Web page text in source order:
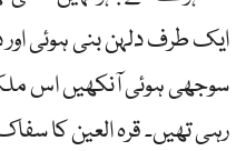
ایک طرف دلہن بنی ہوئی
سوجھی ہوئی آنکھیں اس
رہی تھیں۔ قرہ العین کا